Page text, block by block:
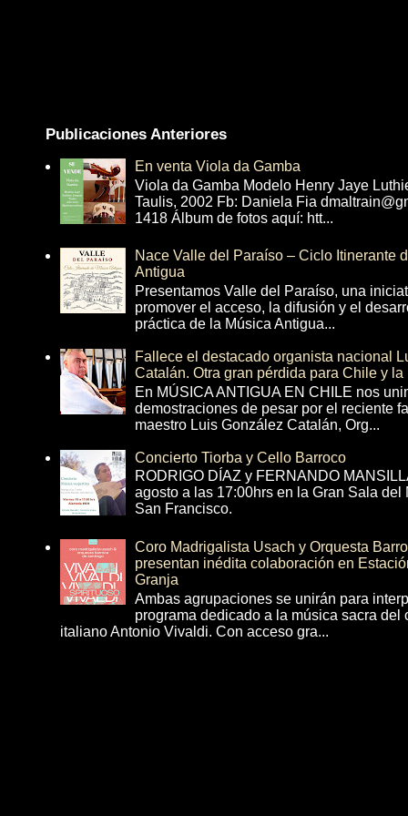
Publicaciones Anteriores
En venta Viola da Gamba
Viola da Gamba Modelo Henry Jaye
Taulis, 2002 Fb: Daniela Fia
1418 Álbum de fotos aquí: htt...
Nace Valle del Paraíso – Ciclo Itinerante
Antigua
Presentamos Valle del Paraíso, una
promover el acceso, la difusión y el
práctica de la Música Antigua...
Fallece el destacado organista nacional
Catalán. Otra gran pérdida para Chile y la
En MÚSICA ANTIGUA EN CHILE nos
demostraciones de pesar por el reciente
maestro Luis González Catalán, Org...
Concierto Tiorba y Cello Barroco
RODRIGO DÍAZ y FERNANDO
agosto a las 17:00hrs en la Gran Sala
San Francisco.
Coro Madrigalista Usach y Orquesta
presentan inédita colaboración en
Granja
Ambas agrupaciones se unirán para
programa dedicado a la música sacra del
italiano Antonio Vivaldi. Con acceso gra...